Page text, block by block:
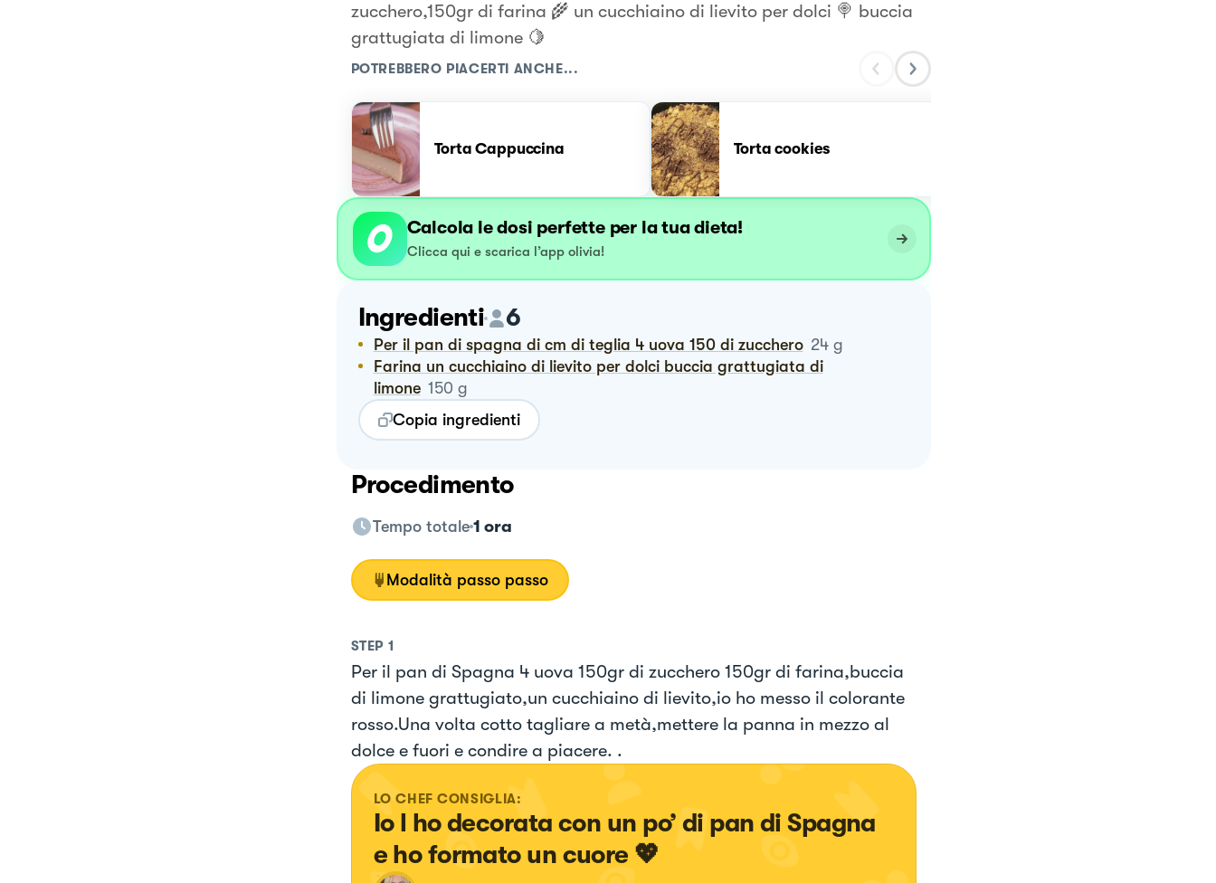
zucchero,150gr di farina 🌾 un cucchiaino di lievito per dolci 🍭 buccia
grattugiata di limone 🍋
POTREBBERO PIACERTI ANCHE...
Torta Cappuccina Torta cookies
Calcola le dosi perfette per la tua dieta!
Clicca qui e scarica l’app olivia!
Ingredienti 6
Per il pan di spagna di cm di teglia 4 uova 150 di zucchero 24 g
Farina un cucchiaino di lievito per dolci buccia grattugiata di
limone 150 g
Copia ingredienti
Procedimento
Tempo totale 1 ora
Modalità passo passo
STEP 1
Per il pan di Spagna 4 uova 150gr di zucchero 150gr di farina,buccia
di limone grattugiato,un cucchiaino di lievito,io ho messo il colorante
rosso.Una volta cotto tagliare a metà,mettere la panna in mezzo al
dolce e fuori e condire a piacere. .
LO CHEF CONSIGLIA:
Io l ho decorata con un po’ di pan di Spagna
e ho formato un cuore 💖